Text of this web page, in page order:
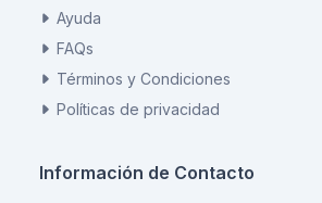
Ayuda
FAQs
Términos y Condiciones
Políticas de privacidad
Información de Contacto